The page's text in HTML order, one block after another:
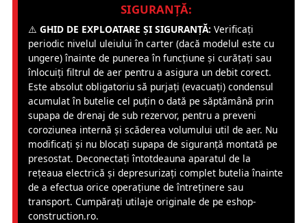
SIGURANȚĂ:
⚠️ GHID DE EXPLOATARE ȘI SIGURANȚĂ: Verificați
periodic nivelul uleiului în carter (dacă modelul este cu
ungere) înainte de punerea în funcțiune și curățați sau
înlocuiți filtrul de aer pentru a asigura un debit corect.
Este absolut obligatoriu să purjați (evacuați) condensul
acumulat în butelie cel puțin o dată pe săptămână prin
supapa de drenaj de sub rezervor, pentru a preveni
coroziunea internă și scăderea volumului util de aer. Nu
modificați și nu blocați supapa de siguranță montată pe
presostat. Deconectați întotdeauna aparatul de la
rețeaua electrică și depresurizați complet butelia înainte
de a efectua orice operațiune de întreținere sau
transport. Cumpărați utilaje originale de pe eshop-
construction.ro.